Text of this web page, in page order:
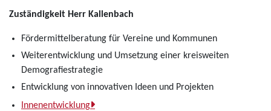
Zuständigkeit Herr Kallenbach
Fördermittelberatung für Vereine und Kommunen
Weiterentwicklung und Umsetzung einer kreisweiten
Demografiestrategie
Entwicklung von innovativen Ideen und Projekten
Innenentwicklung